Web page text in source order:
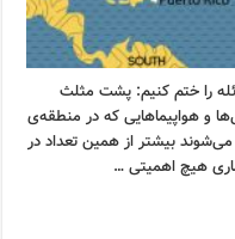
را ختم کنیم: پشت مثلث
و هواپیماهایی که در منطقه‌ی
می‌شوند بیشتر از همین تعداد در
هیچ اهمیتی …